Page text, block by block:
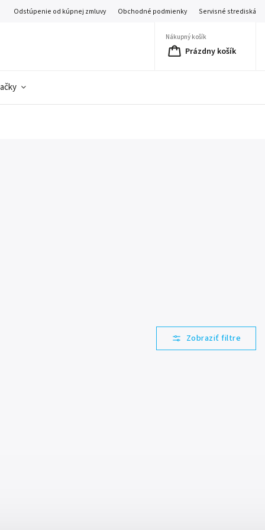
Odstúpenie od kúpnej zmluvy Obchodné podmienky Servisné strediská
Nákupný košík
Prázdny košík